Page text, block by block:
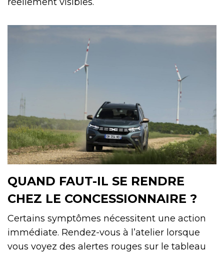
QUAND FAUT-IL SE RENDRE
CHEZ LE CONCESSIONNAIRE ?
Certains symptômes nécessitent une action
immédiate. Rendez-vous à l’atelier lorsque
vous voyez des alertes rouges sur le tableau